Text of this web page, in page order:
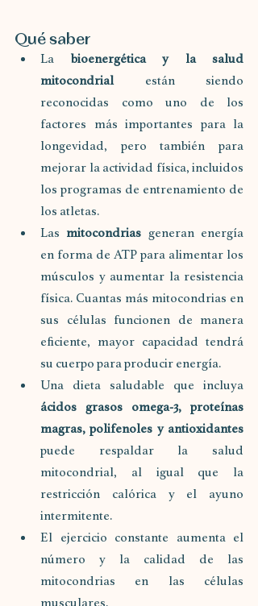
Qué saber
La bioenergética y la salud
mitocondrial están siendo
reconocidas como uno de los
factores más importantes para la
longevidad, pero también para
mejorar la actividad física, incluidos
los programas de entrenamiento de
los atletas.
Las mitocondrias generan energía
en forma de ATP para alimentar los
músculos y aumentar la resistencia
física. Cuantas más mitocondrias en
sus células funcionen de manera
eficiente, mayor capacidad tendrá
su cuerpo para producir energía.
ácidos grasos omega-3, proteínas
puede respaldar la salud
mitocondrial, al igual que la
restricción calórica y el ayuno
intermitente.
El ejercicio constante aumenta el
número y la calidad de las
mitocondrias en las células
musculares.